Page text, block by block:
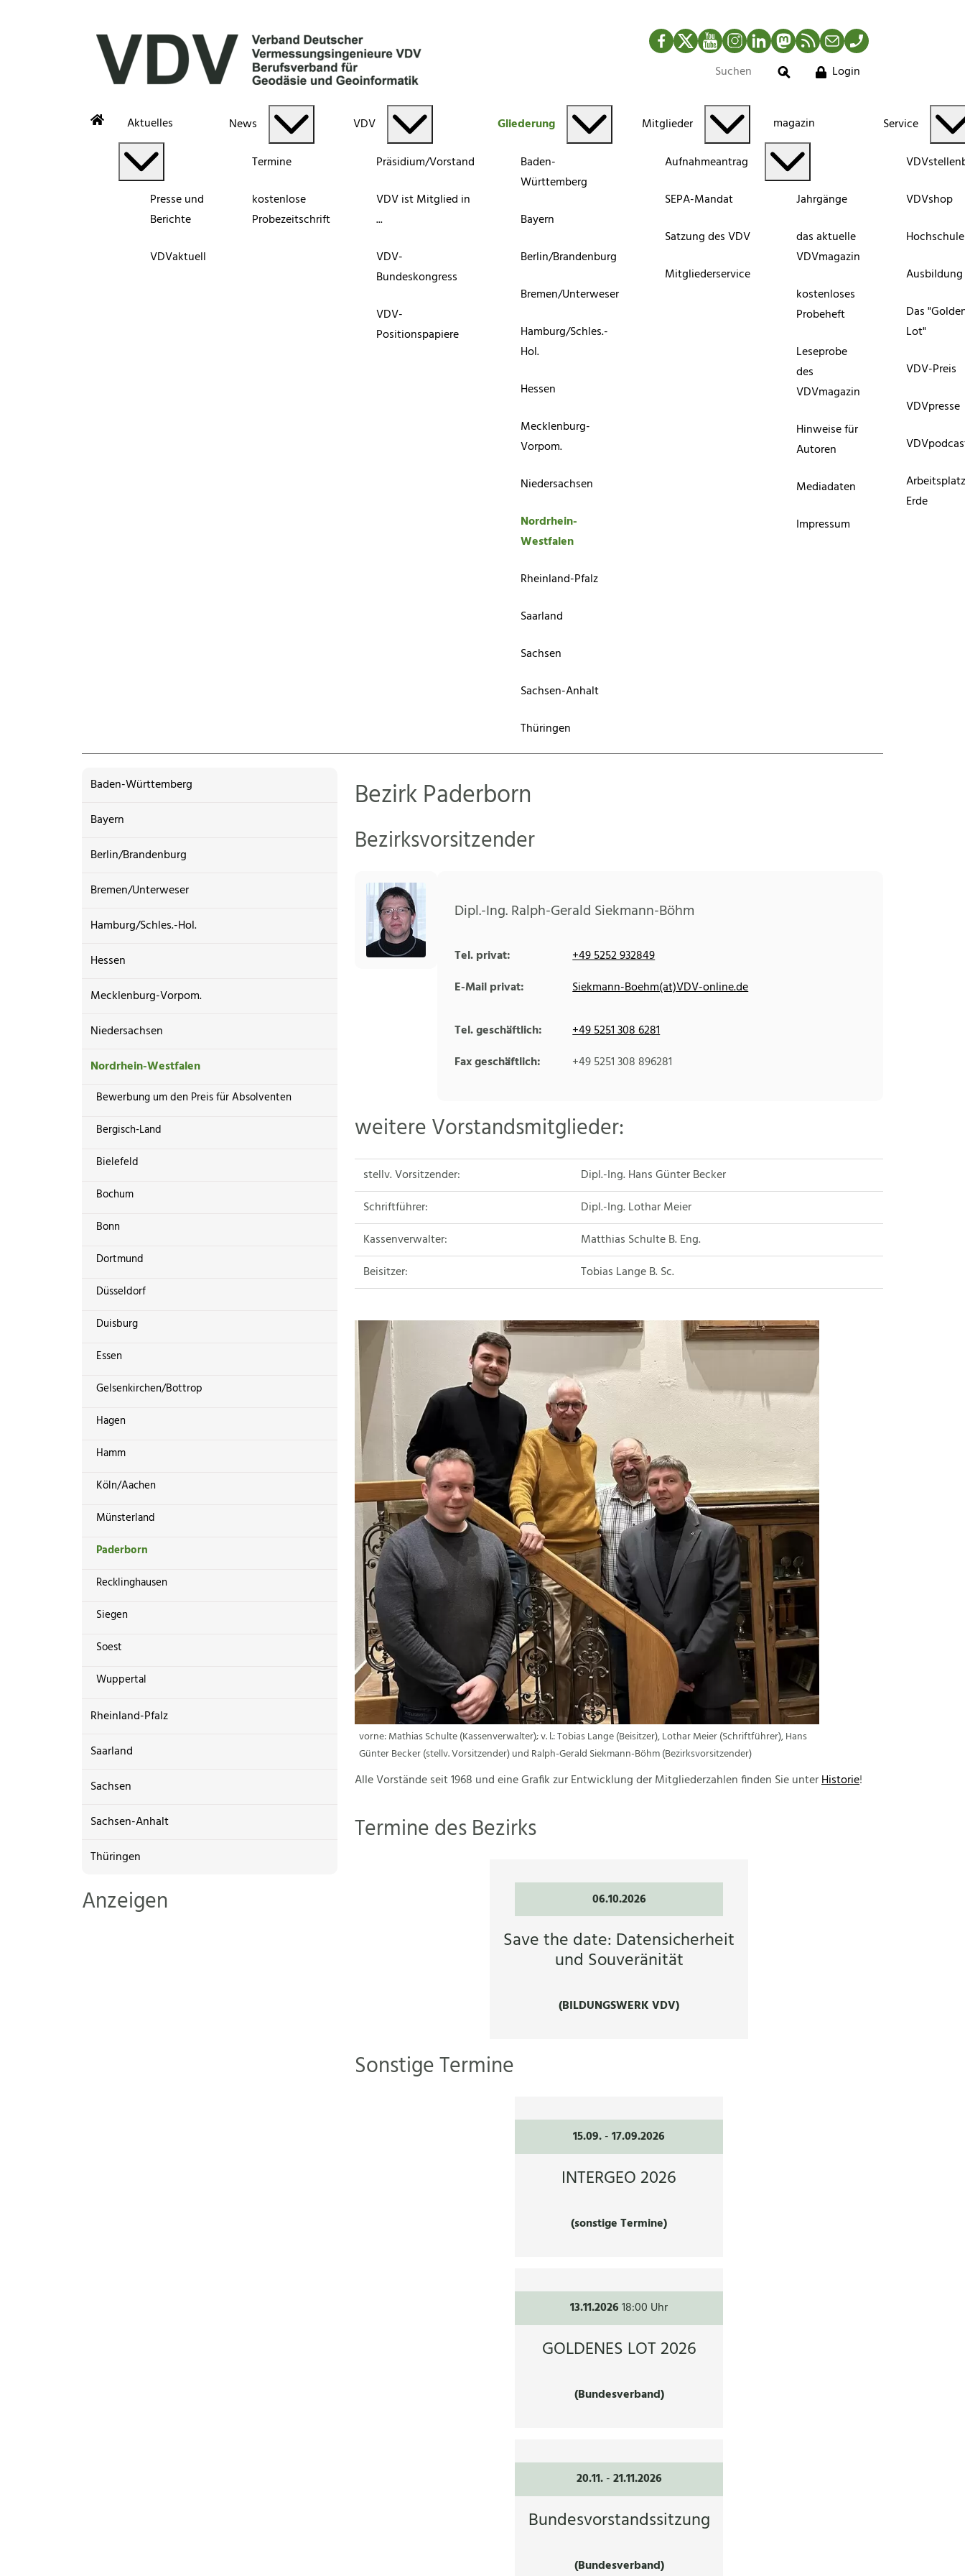
Facebook
TwitterYouTubeInstagram
LinkedInMastodonRSS-Newsfeed
MailTelefon
Suche
Login
Aktuelles
Presse und
Berichte
VDVaktuell
News
Termine
kostenlose
Probezeitschrift
VDV
Präsidium/Vorstand
VDV ist Mitglied in
...
VDV-
Bundeskongress
VDV-
Positionspapiere
Gliederung
Baden-
Württemberg
Bayern
Berlin/Brandenburg
Bremen/Unterweser
Hamburg/Schles.-
Hol.
Hessen
Mecklenburg-
Vorpom.
Niedersachsen
Nordrhein-
Westfalen
Rheinland-Pfalz
Saarland
Sachsen
Sachsen-Anhalt
Thüringen
Mitglieder
Aufnahmeantrag
SEPA-Mandat
Satzung des VDV
Mitgliederservice
magazin
Jahrgänge
das aktuelle
VDVmagazin
kostenloses
Probeheft
Leseprobe
des
VDVmagazin
Hinweise für
Autoren
Mediadaten
Impressum
Service
VDVshop
Ausbildung
Das
Lot"
VDV-Preis
VDVpresse
Erde
Baden-Württemberg
Bayern
Berlin/Brandenburg
Bremen/Unterweser
Hamburg/Schles.-Hol.
Hessen
Mecklenburg-Vorpom.
Niedersachsen
Nordrhein-Westfalen
Bewerbung um den Preis für Absolventen
Bergisch-Land
Bielefeld
Bochum
Bonn
Dortmund
Düsseldorf
Duisburg
Essen
Gelsenkirchen/Bottrop
Hagen
Hamm
Köln/Aachen
Münsterland
Paderborn
Recklinghausen
Siegen
Soest
Wuppertal
Rheinland-Pfalz
Saarland
Sachsen
Sachsen-Anhalt
Thüringen
Anzeigen
Bezirk Paderborn
Bezirksvorsitzender
Dipl.-Ing. Ralph-Gerald Siekmann-Böhm
Tel. privat:
+49 5252 932849
E-Mail privat:
Siekmann-Boehm(at)VDV-online.de
Tel. geschäftlich:
+49 5251 308 6281
Fax geschäftlich:
+49 5251 308 896281
weitere Vorstandsmitglieder:
stellv. Vorsitzender:
Dipl.-Ing. Hans Günter Becker
Schriftführer:
Dipl.-Ing. Lothar Meier
Kassenverwalter:
Matthias Schulte B. Eng.
Beisitzer:
Tobias Lange B. Sc.
vorne: Mathias Schulte (Kassenverwalter); v. l.: Tobias Lange (Beisitzer), Lothar Meier (Schriftführer), Hans
Günter Becker (stellv. Vorsitzender) und Ralph-Gerald Siekmann-Böhm (Bezirksvorsitzender)
Alle Vorstände seit 1968 und eine Grafik zur Entwicklung der Mitgliederzahlen finden Sie unterHistorie!
Termine des Bezirks
06.10.2026
Save the date: Datensicherheit
und Souveränität
(BILDUNGSWERK VDV)
Sonstige Termine
15.09.-17.09.2026
INTERGEO 2026
(sonstige Termine)
13.11.202618:00 Uhr
GOLDENES LOT 2026
(Bundesverband)
20.11. -21.11.2026
Bundesvorstandssitzung
(Bundesverband)